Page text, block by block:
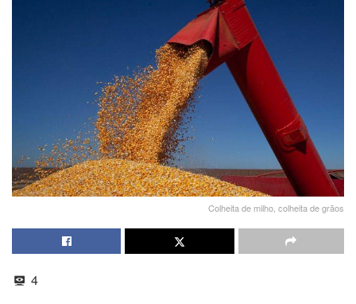
Colheita de milho, colheita de grãos
4